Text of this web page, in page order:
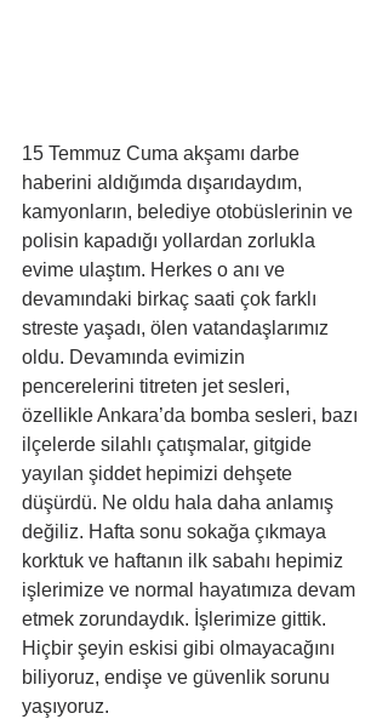
15 Temmuz Cuma akşamı darbe
haberini aldığımda dışarıdaydım,
kamyonların, belediye otobüslerinin ve
polisin kapadığı yollardan zorlukla
evime ulaştım. Herkes o anı ve
devamındaki birkaç saati çok farklı
streste yaşadı, ölen vatandaşlarımız
oldu. Devamında evimizin
pencerelerini titreten jet sesleri,
özellikle Ankara’da bomba sesleri, bazı
ilçelerde silahlı çatışmalar, gitgide
yayılan şiddet hepimizi dehşete
düşürdü. Ne oldu hala daha anlamış
değiliz. Hafta sonu sokağa çıkmaya
korktuk ve haftanın ilk sabahı hepimiz
işlerimize ve normal hayatımıza devam
etmek zorundaydık. İşlerimize gittik.
Hiçbir şeyin eskisi gibi olmayacağını
biliyoruz, endişe ve güvenlik sorunu
yaşıyoruz.